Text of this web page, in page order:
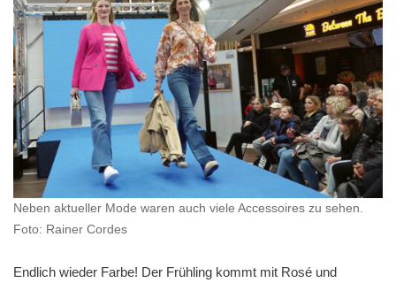
Neben aktueller Mode waren auch viele Accessoires zu sehen.
Foto: Rainer Cordes
Endlich wieder Farbe! Der Frühling kommt mit Rosé und